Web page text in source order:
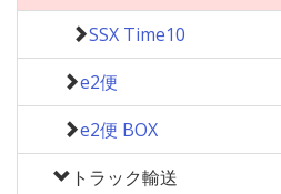
SSX Time10
e2便
e2便 BOX
トラック輸送